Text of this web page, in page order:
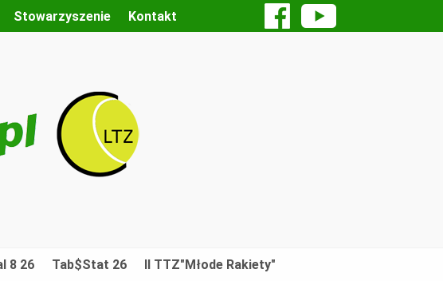
Stowarzyszenie Kontakt
8 26 Tab$Stat 26 II TTZ"Młode Rakiety"